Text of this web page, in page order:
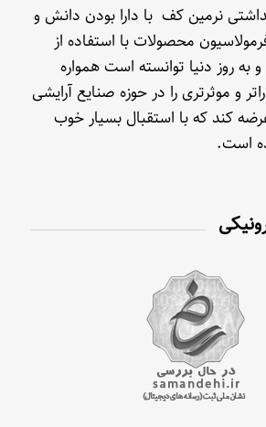
نرمین کف با دارا بودن دانش و
محصولات با استفاده از
به روز دنیا توانسته است همواره
و موثرتری را در حوزه صنایع آرایشی
کند که با استقبال بسیار خوب
است.